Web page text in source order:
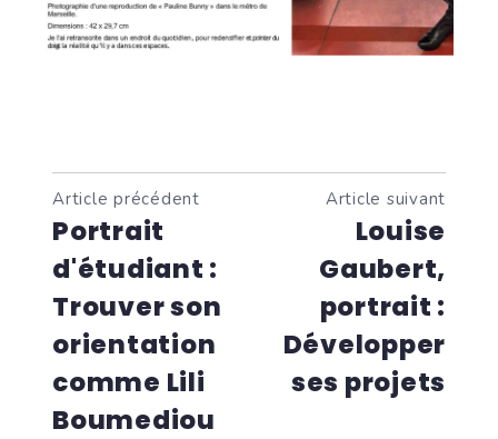
Article précédent
Portrait
d'étudiant :
Trouver son
orientation
comme Lili
Boumediou
Article suivant
Louise
Gaubert,
portrait :
Développer
ses projets